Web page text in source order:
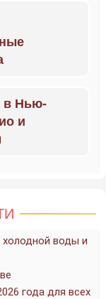
в Нью-
и
холодной воды и
года для всех